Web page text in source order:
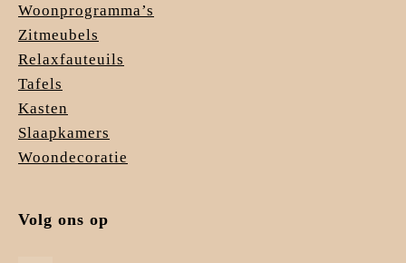
Woonprogramma’s
Zitmeubels
Relaxfauteuils
Tafels
Kasten
Slaapkamers
Woondecoratie
Volg ons op